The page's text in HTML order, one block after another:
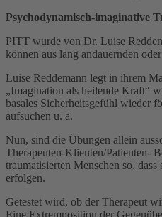
Psychodynamisch-imaginative
PITT wurde von Dr. Luise
können aus lang andauernden
Luise Reddemann legt in ihrem
„Imagination als heilende Kraft“
basales Sicherheitsgefühl wieder
aufsuchen u. a.
Nun, sind die Übungen allein
Therapeuten-Klienten/Patienten-
traumatisierten Menschen so,
erfolgen.
Getestet wird, ob der Therapeut
Eine Extremposition der